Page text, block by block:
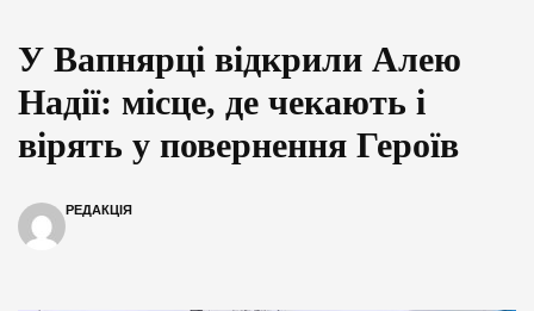
У Вапнярці відкрили Алею
Надії: місце, де чекають і
вірять у повернення Героїв
РЕДАКЦІЯ